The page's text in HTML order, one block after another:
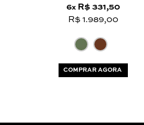
6x R$ 331,50
R$ 1.989,00
COMPRAR AGORA